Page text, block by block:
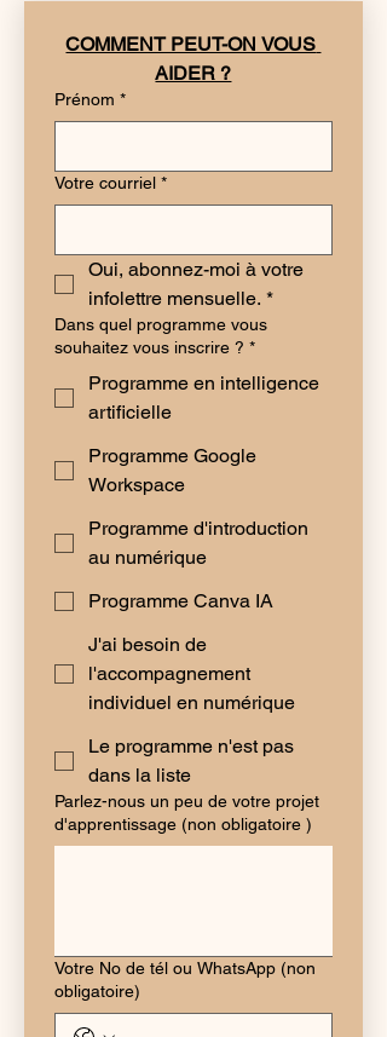
COMMENT PEUT-ON VOUS
AIDER ?
Prénom *
Votre courriel *
Oui, abonnez-moi à votre
infolettre mensuelle. *
Dans quel programme vous
souhaitez vous inscrire ? *
Programme en intelligence
artificielle
Programme Google
Workspace
Programme d'introduction
au numérique
Programme Canva IA
J'ai besoin de
l'accompagnement
individuel en numérique
Le programme n'est pas
dans la liste
Parlez-nous un peu de votre projet
d'apprentissage (non obligatoire )
Votre No de tél ou WhatsApp (non
obligatoire)